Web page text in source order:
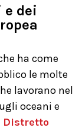
dei
ha come
le molte
lavorano nel
oceani e
Distretto